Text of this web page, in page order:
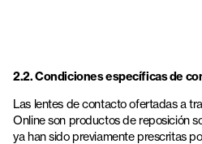
2.2. Condiciones específicas de
Las lentes de contacto ofertadas a
Online son productos de reposición
ya han sido previamente prescritas